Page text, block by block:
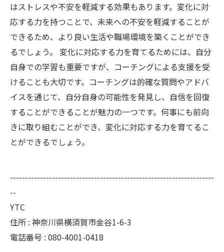
はストレスや不安を軽減する効果もあります。変化に対
応する力を持つことで、未来への不安を軽減することが
できるため、より良い生活や職場環境を築くことができ
るでしょう。 変化に対応する力を育てるためには、自分
自身での学習も重要ですが、コーチングによる支援を受
けることも大切です。コーチングは的確な質問やアドバ
イスを通じて、自分自身の可能性を発見し、自信を回復
することができることが魅力の一つです。何事にも前向
きに取り組むことができ、変化に対応する力を育てるこ
とができるでしょう。
--------------------------------------------------------------------
--
YTC
住所 : 神奈川県横須賀市金谷1-6-3
電話番号 : 080-4001-0418